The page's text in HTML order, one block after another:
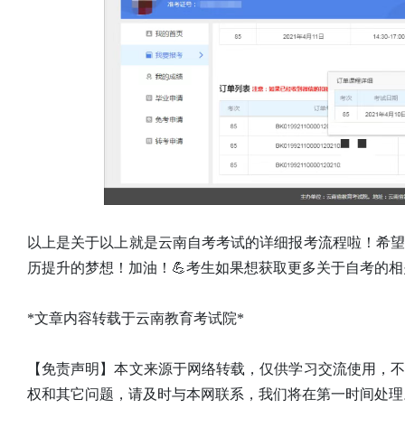
以上是关于以上就是云南自考考试的详细报考流程啦！希
历提升的梦想！加油！💪考生如果想获取更多关于自考的
*文章内容转载于云南教育考试院*
【免责声明】本文来源于网络转载，仅供学习交流使用
权和其它问题，请及时与本网联系，我们将在第一时间处